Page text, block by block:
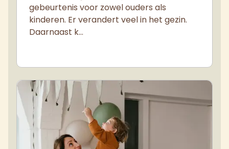
gebeurtenis voor zowel ouders als
kinderen. Er verandert veel in het gezin.
Daarnaast k…